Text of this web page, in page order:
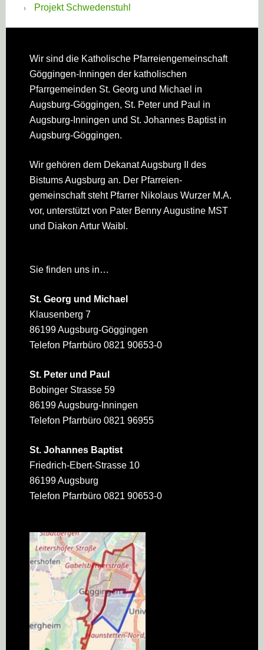
Projekt Schwedenstuhl
Footer
Wir sind die Katholische Pfarreien­gemeinschaft
Göggingen-Inningen der katholischen
Pfarrgemeinden St. Georg und Michael in
Augsburg-Göggingen, St. Peter und Paul in
Augsburg-Inningen und St. Johannes Baptist in
Augsburg-Göggingen.
Wir gehören dem Dekanat Augsburg II des
Bistums Augsburg an. Der Pfarreien­
gemeinschaft steht Pfarrer Nikolaus Wurzer M.A.
vor, unterstützt von Pater Benny Augustine MST
und Diakon Artur Waibl.
Sie finden uns in…
St. Georg und Michael
Klausenberg 7
86199 Augsburg-Göggingen
Telefon Pfarrbüro 0821 90653-0
St. Peter und Paul
Bobinger Strasse 59
86199 Augsburg-Inningen
Telefon Pfarrbüro 0821 96955
St. Johannes Baptist
Friedrich-Ebert-Strasse 10
86199 Augsburg
Telefon Pfarrbüro 0821 90653-0